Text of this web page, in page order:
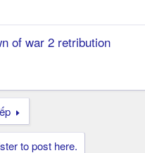
of war 2 retribution
to post here.